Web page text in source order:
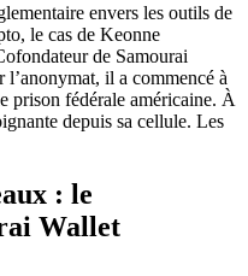
envers les outils de
le cas de Keonne
de Samourai
il a commencé à
prison fédérale américaine. À
depuis sa cellule. Les
: le
Wallet